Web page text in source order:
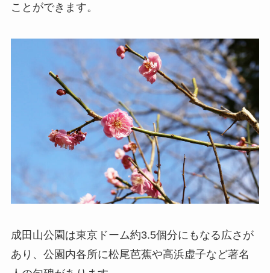
ことができます。
成田山公園は東京ドーム約3.5個分にもなる広さが
あり、公園内各所に松尾芭蕉や高浜虚子など著名